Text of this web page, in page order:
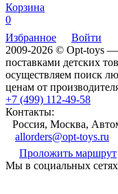
Корзина
0
Избранное
Войти
2009-2026 © Opt-toys
поставками детских
осуществляем поиск
ценам от
+7 (499) 112-49-58
Контакты:
Россия, Москва,
allorders@opt-toys.ru
Проложить маршрут
Мы в социальных